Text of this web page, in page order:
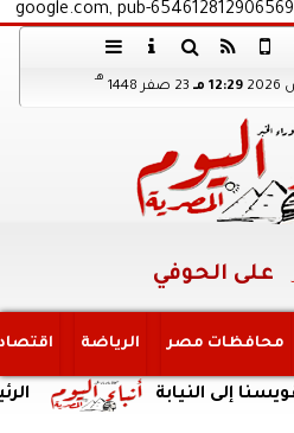
google.com, pub-
12:29 مـ 23 صفر 1448
هـ
على الحوفي
محافظات مصر الرياضة
الرئيس